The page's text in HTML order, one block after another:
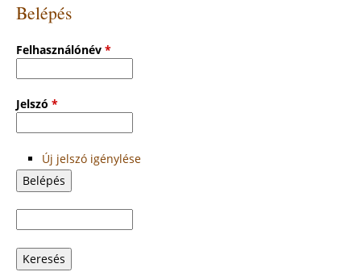
Belépés
Felhasználónév *
Jelszó *
Új jelszó igénylése
Keresés
űrlap